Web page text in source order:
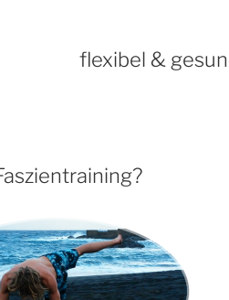
flexibel &